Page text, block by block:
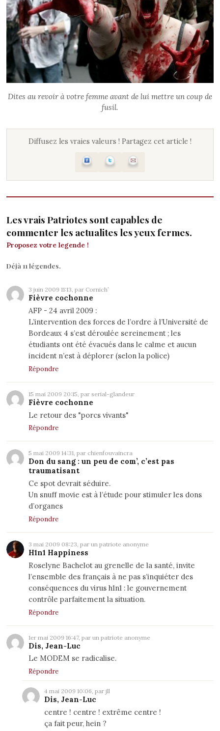
Dites au revoir à votre femme avant de lui mettre un coup de
fusil.
Diffusez les vraies valeurs ! Partagez cet article !
Les vrais Patriotes sont capables de
commenter les actualites les yeux fermes.
Proposez votre legende !
Déjà 11 légendes.
3 juin 2009 11:13, par Cornich’
Fièvre cochonne
AFP - 24 avril 2009 :
L’intervention des forces de l’ordre à l’Université de
Bordeaux 4 s’est déroulée sereinement ; les
étudiants ont été évacués dans le calme et aucun
incident n’est à déplorer (selon la police)
Répondre
15 mai 2009 20:15, par serial-glandeur
Fièvre cochonne
Le retour des "porcs vivants"
Répondre
5 mai 2009 14:31, par chienfouvaincra
Don du sang : un peu de com’, c’est pas
traumatisant
Ce spot devrait séduire.
Un snuff movie est à l’étude pour stimuler les dons
d’organes
Répondre
3 mai 2009 08:23, par un patriote anonyme
H1n1 Happiness
Roselyne Bachelot au grenelle de la santé, invite
l’ensemble des français à ne pas s’inquiéter des
conséquences du virus h1n1 : le gouvernement
contrôle parfaitement la situation.
Répondre
1er mai 2009 16:47, par un patriote anonyme
Dis, Jean-Luc
Le MODEM se radicalise.
Répondre
4 mai 2009 10:06, par jll
Dis, Jean-Luc
centre ! centre ! extrême centre !
ça fait peur, hein ?